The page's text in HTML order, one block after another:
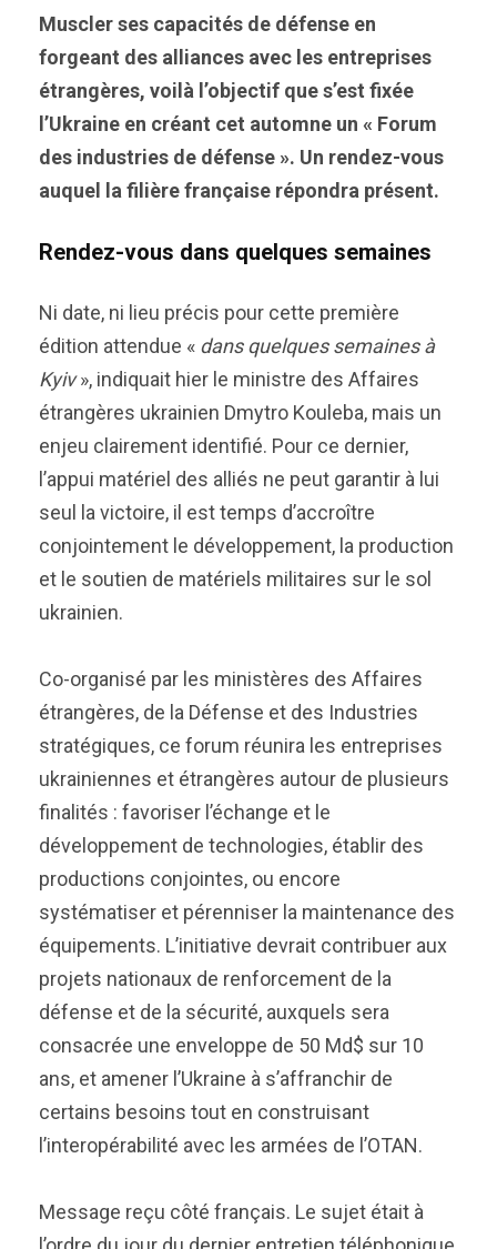
Muscler ses capacités de défense en
forgeant des alliances avec les entreprises
étrangères, voilà l’objectif que s’est fixée
l’Ukraine en créant cet automne un « Forum
des industries de défense ». Un rendez-vous
auquel la filière française répondra présent.
Rendez-vous dans quelques semaines
Ni date, ni lieu précis pour cette première
édition attendue « dans quelques semaines à
Kyiv», indiquait hier le ministre des Affaires
étrangères ukrainien Dmytro Kouleba, mais un
enjeu clairement identifié. Pour ce dernier,
l’appui matériel des alliés ne peut garantir à lui
seul la victoire, il est temps d’accroître
conjointement le développement, la production
et le soutien de matériels militaires sur le sol
ukrainien.
Co-organisé par les ministères des Affaires
étrangères, de la Défense et des Industries
stratégiques, ce forum réunira les entreprises
ukrainiennes et étrangères autour de plusieurs
finalités : favoriser l’échange et le
développement de technologies, établir des
productions conjointes, ou encore
systématiser et pérenniser la maintenance des
équipements. L’initiative devrait contribuer aux
projets nationaux de renforcement de la
défense et de la sécurité, auxquels sera
consacrée une enveloppe de 50 Md$ sur 10
ans, et amener l’Ukraine à s’affranchir de
certains besoins tout en construisant
l’interopérabilité avec les armées de l’OTAN.
Message reçu côté français. Le sujet était à